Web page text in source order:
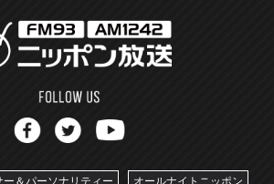
ー＆パーソナリティー オールナイトニッポン